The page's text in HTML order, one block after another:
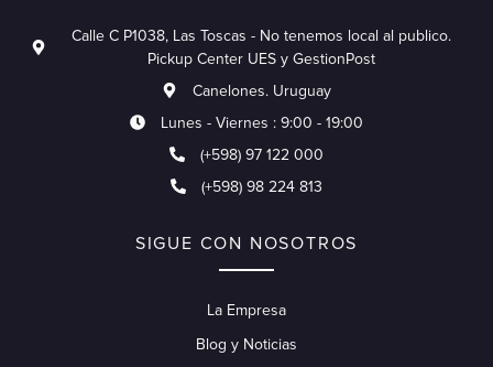
Calle C P1038, Las Toscas - No tenemos local al publico.
Pickup Center UES y GestionPost
Canelones. Uruguay
Lunes - Viernes : 9:00 - 19:00
(+598) 97 122 000
(+598) 98 224 813
SIGUE CON NOSOTROS
La Empresa
Blog y Noticias